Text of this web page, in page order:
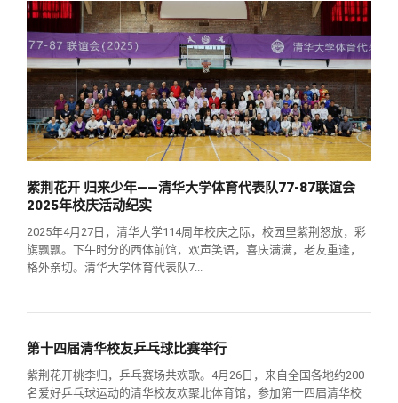
紫荆花开 归来少年——清华大学体育代表队77-87联谊会
2025年校庆活动纪实
2025年4月27日，清华大学114周年校庆之际，校园里紫荆怒放，彩
旗飘飘。下午时分的西体前馆，欢声笑语，喜庆满满，老友重逢，
格外亲切。清华大学体育代表队7...
第十四届清华校友乒乓球比赛举行
紫荆花开桃李归，乒乓赛场共欢歌。4月26日，来自全国各地约200
名爱好乒乓球运动的清华校友欢聚北体育馆，参加第十四届清华校